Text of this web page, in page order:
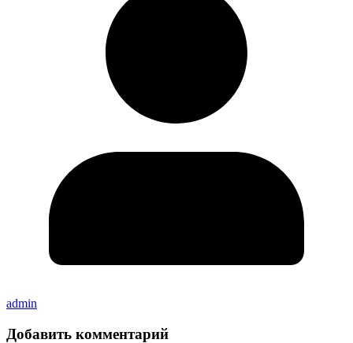
admin
Добавить комментарий